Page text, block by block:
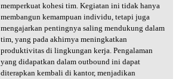
memperkuat kohesi tim. Kegiatan ini tidak hanya
membangun kemampuan individu, tetapi juga
mengajarkan pentingnya saling mendukung dalam
tim, yang pada akhirnya meningkatkan
produktivitas di lingkungan kerja. Pengalaman
yang didapatkan dalam outbound ini dapat
diterapkan kembali di kantor, menjadikan